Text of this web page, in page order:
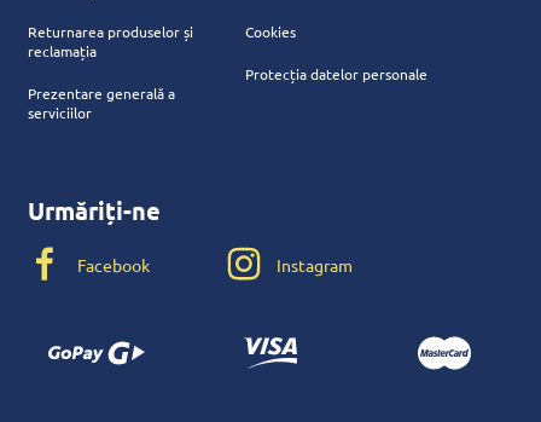
Returnarea produselor și
reclamația
Prezentare generală a
serviciilor
Cookies
Protecția datelor personale
Urmăriți-ne
Facebook Instagram